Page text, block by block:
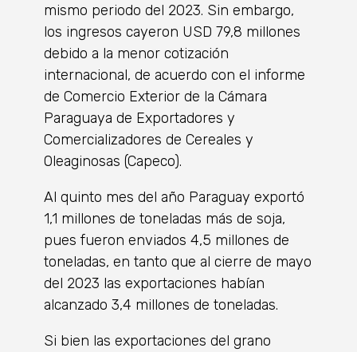
mismo periodo del 2023. Sin embargo,
los ingresos cayeron USD 79,8 millones
debido a la menor cotización
internacional, de acuerdo con el informe
de Comercio Exterior de la Cámara
Paraguaya de Exportadores y
Comercializadores de Cereales y
Oleaginosas (Capeco).
Al quinto mes del año Paraguay exportó
1,1 millones de toneladas más de soja,
pues fueron enviados 4,5 millones de
toneladas, en tanto que al cierre de mayo
del 2023 las exportaciones habían
alcanzado 3,4 millones de toneladas.
Si bien las exportaciones del grano